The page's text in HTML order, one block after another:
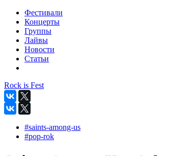
Фестивали
Концерты
Группы
Лайвы
Новости
Статьи
Rock is Fest
#saints-among-us
#pop-rok